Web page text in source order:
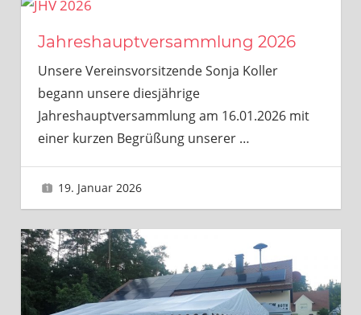
Jahreshauptversammlung 2026
Unsere Vereinsvorsitzende Sonja Koller
begann unsere diesjährige
Jahreshauptversammlung am 16.01.2026 mit
einer kurzen Begrüßung unserer …
19. Januar 2026